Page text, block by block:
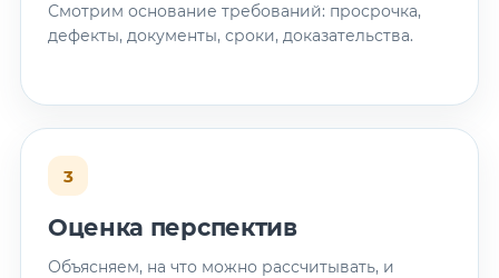
Смотрим основание требований: просрочка,
дефекты, документы, сроки, доказательства.
3
Оценка перспектив
Объясняем, на что можно рассчитывать, и